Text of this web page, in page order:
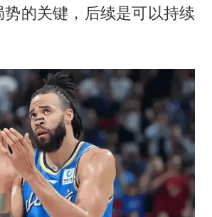
的关键，后续是可以持续